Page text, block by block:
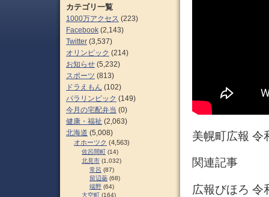
美幌町広報 令
関連記事
広報びほろ 令
カテゴリ一覧
1000万アクセス (223)
Facebook (2,143)
Twitter (3,537)
オリンピック (214)
お知らせ (5,232)
スポーツ (813)
ドラえもん (102)
パラリンピック (149)
今月の宅配弁当 (0)
健康・福祉 (2,063)
北海道 (5,008)
オホーツク (4,563)
佐呂間町 (14)
北見市 (1,032)
常呂 (87)
留辺蘂 (68)
端野 (64)
大空町 (164)